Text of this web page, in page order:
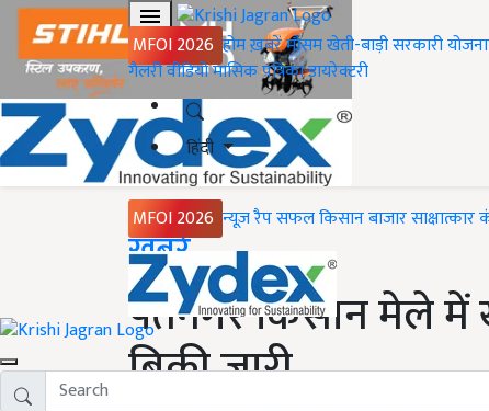
MFOI 2026 होमख़बरेंमौसमखेती-बाड़ीसरकारी
गैलरीवीडियोमासिक पत्रिकाडायरेक्टरी
हिंदी
MFOI 2026 न्यूज़ रैपसफल किसानबाजारसाक्षात्कार
Home
ख़बरें
पंतनगर किसान मेले
बिक्री जारी